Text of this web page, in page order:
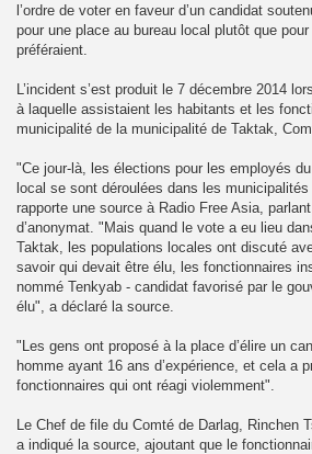
l’ordre de voter en faveur d’un candidat
pour une place au bureau local plutôt que pour
préféraient.
L’incident s’est produit le 7 décembre 2014
à laquelle assistaient les habitants et les
municipalité de la municipalité de Taktak,
"Ce jour-là, les élections pour les employés
local se sont déroulées dans les municipalités
rapporte une source à Radio Free Asia,
d’anonymat. "Mais quand le vote a eu lieu
Taktak, les populations locales ont discuté
savoir qui devait être élu, les fonctionnaires
nommé Tenkyab - candidat favorisé par le
élu", a déclaré la source.
"Les gens ont proposé à la place d’élire un
homme ayant 16 ans d’expérience, et cela a
fonctionnaires qui ont réagi violemment".
Le Chef de file du Comté de Darlag, Rinchen
a indiqué la source, ajoutant que le